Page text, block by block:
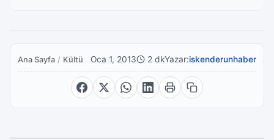
Ana Sayfa / Kültür SanatOca 1, 2013 2 dkYazar:iskenderunhaber